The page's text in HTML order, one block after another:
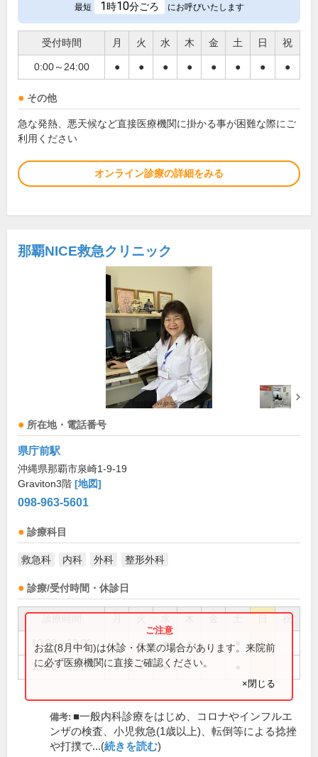
最短 1時10分ごろ にお呼びいたします
受付時間 月 火 水 木 金 土 日 祝
0:00～24:00 ● ● ● ● ● ● ● ●
その他
急な発熱、悪天候など直接医療機関に掛かる事が困難な際にご
利用ください
オンライン診療の詳細をみる
那覇NICE救急クリニック
所在地・電話番号
県庁前駅
沖縄県那覇市泉崎1-9-19
Graviton3階 [地図]
098-963-5601
診療科目
救急科 内科 外科 整形外科
診療/受付時間・休診日
祝
10:00～13:00 ● ● ● ●
15:00～18:00 ● ● ● ●
お盆(8月中旬)は休診・休業の場合があります。来院前
に必ず医療機関に直接ご確認ください。
×閉じる
備考: ■一般内科診療をはじめ、コロナやインフルエ
ンザの検査、小児救急(1歳以上)、転倒等による捻挫
や打撲で...(続きを読む)